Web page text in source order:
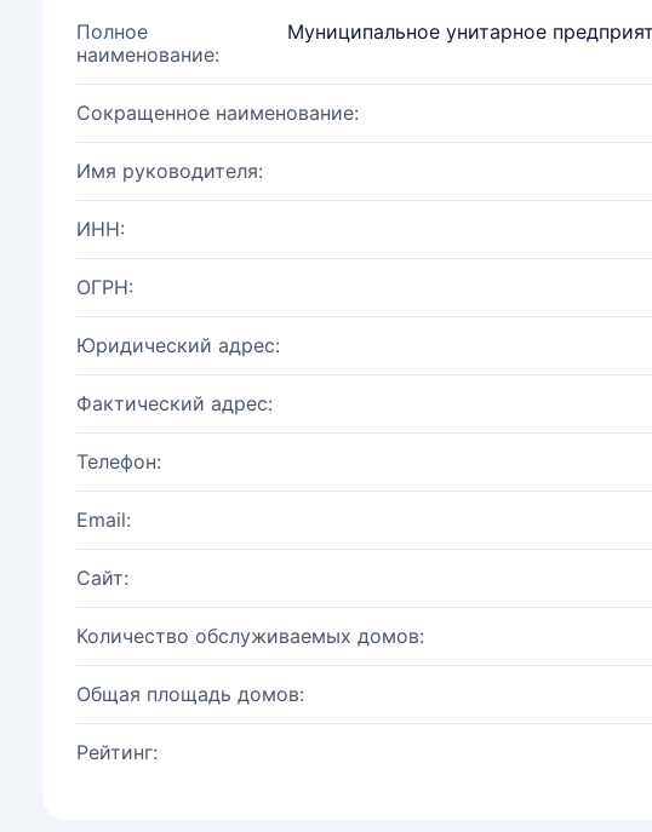
Полное
наименование:
Муниципальное унитарное
Сокращенное наименование:
Имя руководителя:
ИНН:
ОГРН:
Юридический адрес:
Фактический адрес:
Телефон:
Email:
Сайт:
Количество обслуживаемых домов:
Общая площадь домов:
Рейтинг: